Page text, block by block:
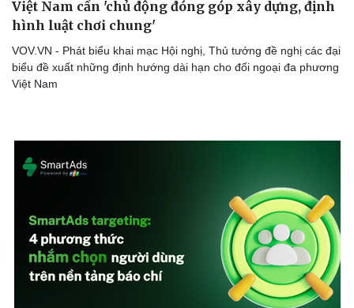
Việt Nam cần 'chủ động đóng góp xây dựng, định
hình luật chơi chung'
VOV.VN - Phát biểu khai mạc Hội nghị, Thủ tướng đề nghị các đại
biểu đề xuất những định hướng dài hạn cho đối ngoại đa phương
Việt Nam